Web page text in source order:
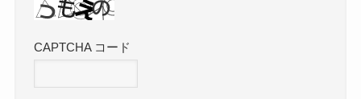
CAPTCHA コード